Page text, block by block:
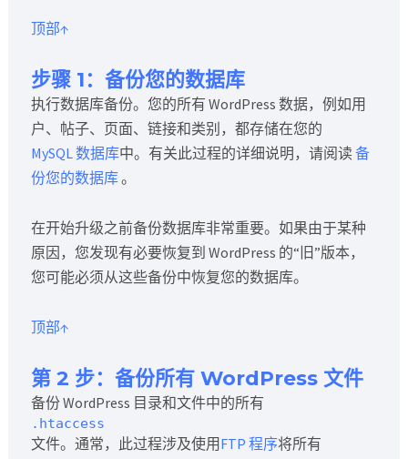
顶部↑
步骤 1：备份您的数据库
执行数据库备份。您的所有 WordPress 数据，例如用
户、帖子、页面、链接和类别，都存储在您的
MySQL 数据库中。有关此过程的详细说明，请阅读备
份您的数据库。
在开始升级之前备份数据库非常重要。如果由于某种
原因，您发现有必要恢复到 WordPress 的“旧”版本，
您可能必须从这些备份中恢复您的数据库。
顶部↑
第 2 步：备份所有 WordPress 文件
备份 WordPress 目录和文件中的所有
.htaccess
文件。通常，此过程涉及使用FTP 程序将所有